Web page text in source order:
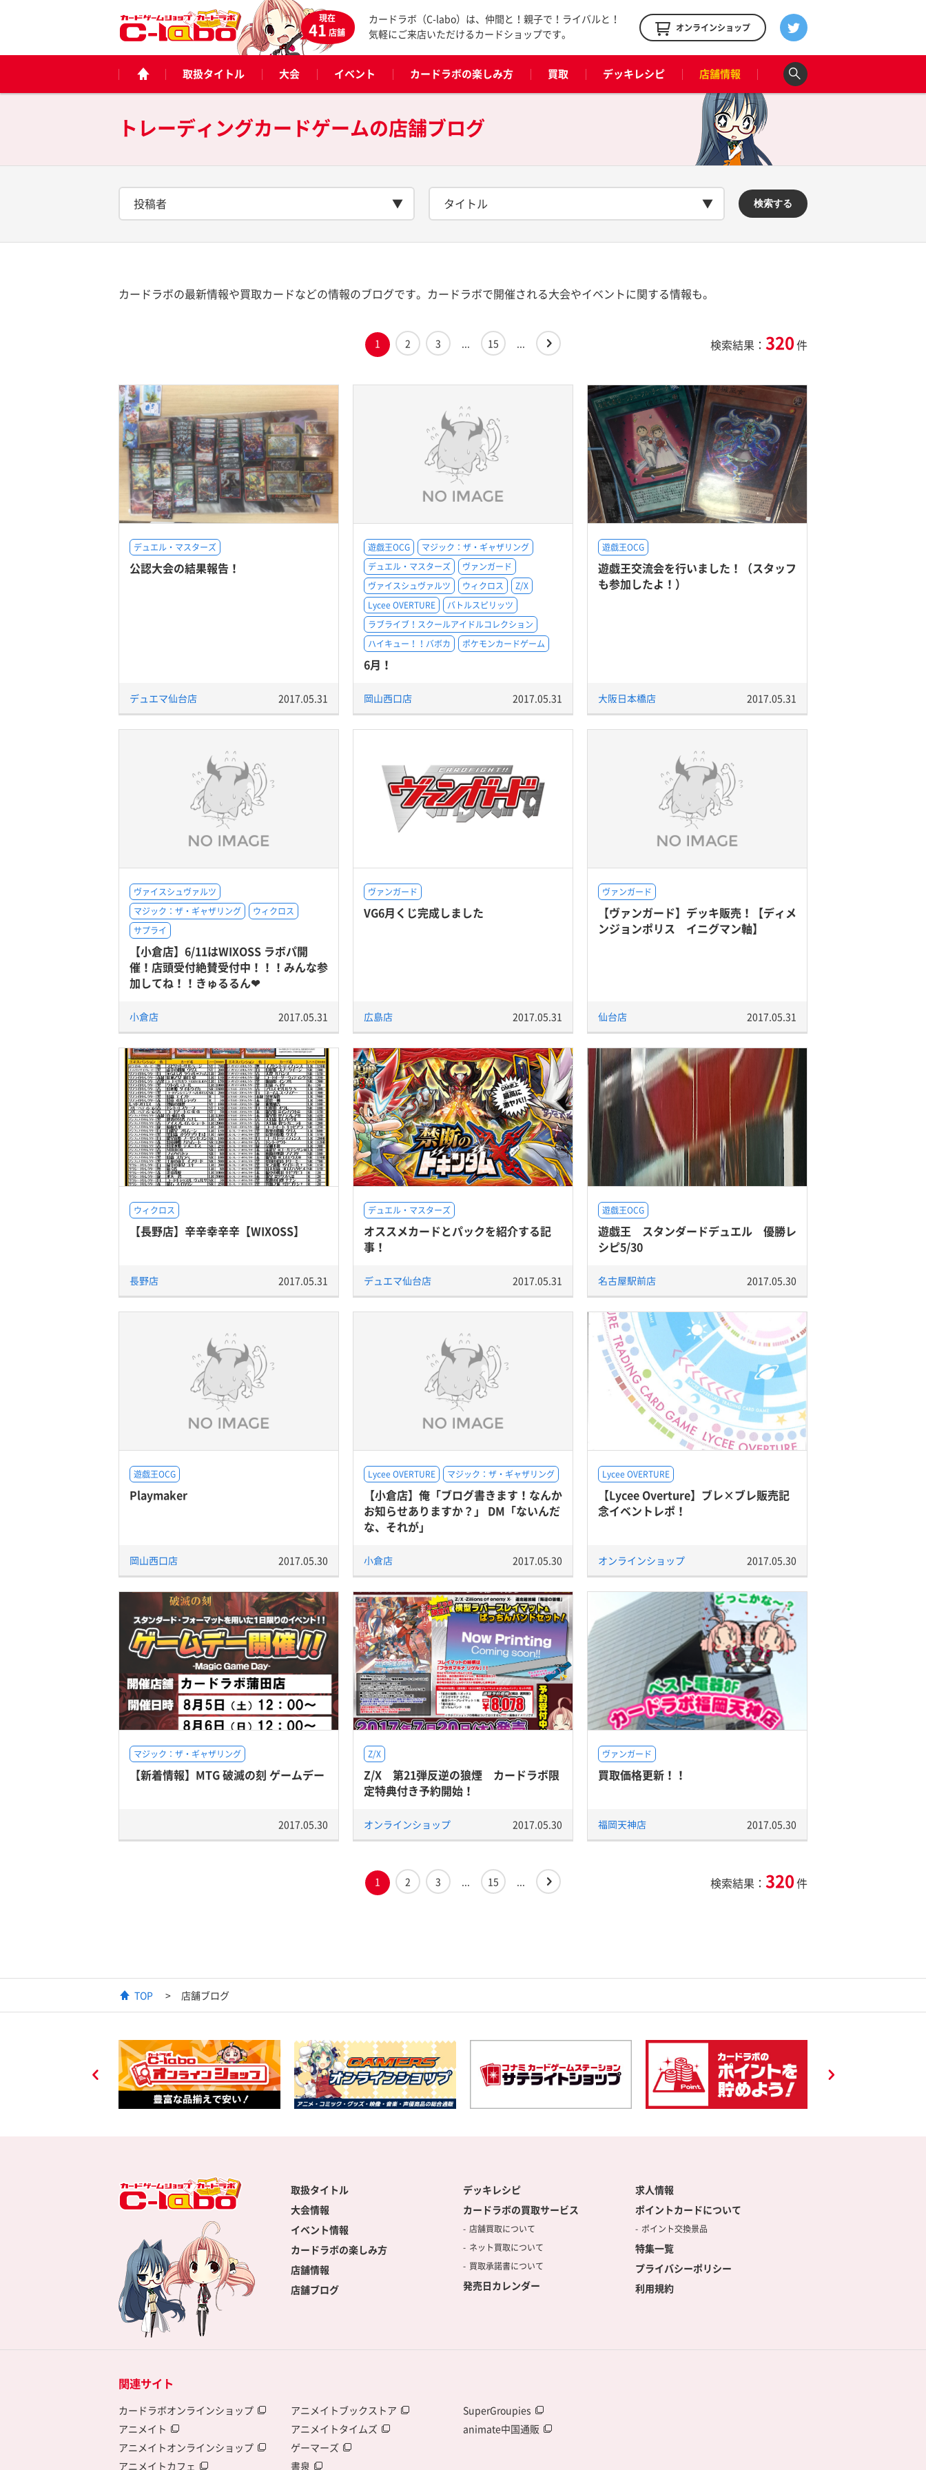
現在
41店舗
カードラボ（C-labo）は、仲間と！親子で！ライバルと！
気軽にご来店いただけるカードショップです。
オンラインショップ
取扱タイトル 大会 イベント カードラボの楽しみ方 買取 デッキレシピ 店舗情報
トレーディングカードゲームの店舗ブログ
投稿者 タイトル 検索する
カードラボの最新情報や買取カードなどの情報のブログです。カードラボで開催される大会やイベントに関する情報も。
1 2 3 ... 15 ... 検索結果： 320件
デュエル・マスターズ
公認大会の結果報告！
デュエマ仙台店 2017.05.31
遊戯王OCG
マジック：ザ・ギャザリング
デュエル・マスターズ
ヴァンガード
ヴァイスシュヴァルツ
ウィクロス
Z/X
Lycee OVERTURE
バトルスピリッツ
ラブライブ！スクールアイドルコレクション
ハイキュー！！バボカ
ポケモンカードゲーム
6月！
岡山西口店 2017.05.31
遊戯王OCG
遊戯王交流会を行いました！（スタッフ
も参加したよ！）
大阪日本橋店 2017.05.31
ヴァイスシュヴァルツ
マジック：ザ・ギャザリング
ウィクロス
サプライ
【小倉店】6/11はWIXOSS ラボパ開
催！店頭受付絶賛受付中！！！みんな参
加してね！！きゅるるん❤
小倉店 2017.05.31
ヴァンガード
VG6月くじ完成しました
広島店 2017.05.31
ヴァンガード
【ヴァンガード】デッキ販売！【ディメ
ンジョンポリス イニグマン軸】
仙台店 2017.05.31
ウィクロス
【長野店】辛辛幸辛辛【WIXOSS】
長野店 2017.05.31
デュエル・マスターズ
オススメカードとパックを紹介する記
事！
デュエマ仙台店 2017.05.31
遊戯王OCG
遊戯王 スタンダードデュエル 優勝レ
シピ5/30
名古屋駅前店 2017.05.30
遊戯王OCG
Playmaker
岡山西口店 2017.05.30
Lycee OVERTURE マジック：ザ・ギャザリング
【小倉店】俺「ブログ書きます！なんか
お知らせありますか？」 DM「ないんだ
な、それが」
小倉店 2017.05.30
Lycee OVERTURE
【Lycee Overture】ブレ×ブレ販売記
念イベントレポ！
オンラインショップ 2017.05.30
マジック：ザ・ギャザリング
【新着情報】MTG 破滅の刻 ゲームデー
2017.05.30
Z/X
Z/X 第21弾反逆の狼煙 カードラボ限
定特典付き予約開始！
オンラインショップ 2017.05.30
ヴァンガード
買取価格更新！！
福岡天神店 2017.05.30
1 2 3 ... 15 ... 検索結果： 320件
TOP 店舗ブログ
取扱タイトル
大会情報
イベント情報
カードラボの楽しみ方
店舗情報
店舗ブログ
デッキレシピ
カードラボの買取サービス
店舗買取について
ネット買取について
買取承諾書について
発売日カレンダー
求人情報
ポイントカードについて
ポイント交換景品
特集一覧
プライバシーポリシー
利用規約
関連サイト
カードラボオンラインショップ
アニメイト
アニメイトオンラインショップ
アニメイトカフェ
アニメイトブックストア
アニメイトタイムズ
ゲーマーズ
書泉
SuperGroupies
animate中国通販